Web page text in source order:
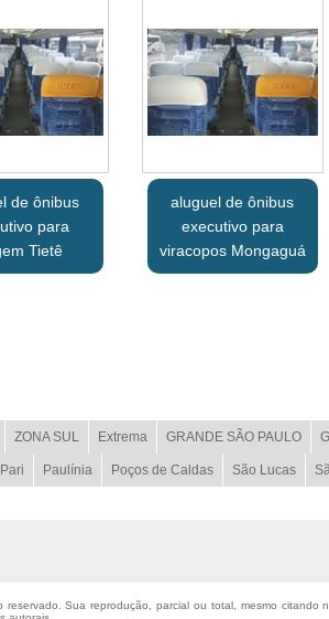
de ônibus
para
Tietê
aluguel de ônibus
executivo para
viracopos Mongaguá
ZONA SUL Extrema GRANDE SÃO PAULO
Pari Paulínia Poços de Caldas São Lucas
reservado. Sua reprodução, parcial ou total, mesmo citando